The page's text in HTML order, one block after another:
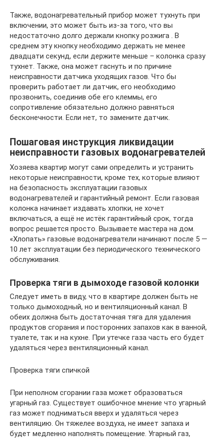
Также, водонагревательный прибор может тухнуть при
включении, это может быть из-за того, что вы
недостаточно долго держали кнопку розжига . В
среднем эту кнопку необходимо держать не менее
двадцати секунд, если держите меньше – колонка сразу
тухнет. Также, она может гаснуть и по причине
неисправности датчика уходящих газов. Что бы
проверить работает ли датчик, его необходимо
прозвонить, соединив обе его клеммы, его
сопротивление обязательно должно равняться
бесконечности. Если нет, то замените датчик.
Пошаговая инструкция ликвидации
неисправности газовых водонагревателей
Хозяева квартир могут сами определить и устранить
некоторые неисправности, кроме тех, которые влияют
на безопасность эксплуатации газовых
водонагревателей и гарантийный ремонт. Если газовая
колонка начинает издавать хлопки, не хочет
включаться, а ещё не истёк гарантийный срок, тогда
вопрос решается просто. Вызываете мастера на дом.
«Хлопать» газовые водонагреватели начинают после 5 —
10 лет эксплуатации без периодического технического
обслуживания.
Проверка тяги в дымоходе газовой колонки
Следует иметь в виду, что в квартире должен быть не
только дымоходный, но и вентиляционный канал. В
обеих должна быть достаточная тяга для удаления
продуктов сгорания и посторонних запахов как в ванной,
туалете, так и на кухне. При утечке газа часть его будет
удаляться через вентиляционный канал.
Проверка тяги спичкой
При неполном сгорании газа может образоваться
угарный газ. Существует ошибочное мнение что угарный
газ может подниматься вверх и удаляться через
вентиляцию. Он тяжелее воздуха, не имеет запаха и
будет медленно наполнять помещение. Угарный газ,